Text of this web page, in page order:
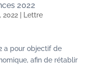
2022
2022|
Lettre
a pour objectif de
afin de rétablir